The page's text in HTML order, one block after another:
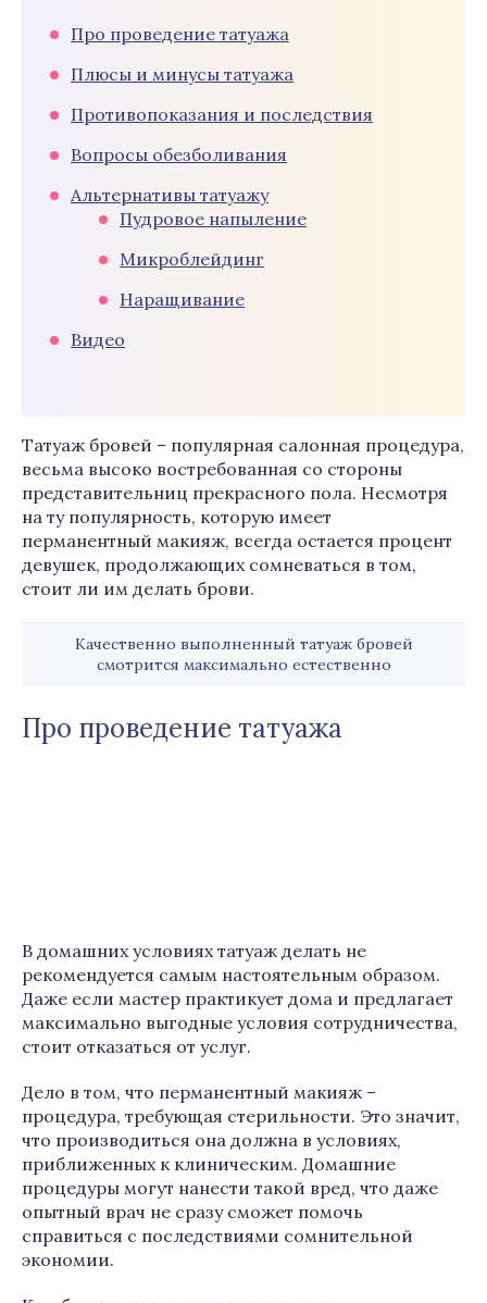
Про проведение татуажа
Плюсы и минусы татуажа
Противопоказания и последствия
Вопросы обезболивания
Альтернативы татуажу
Пудровое напыление
Микроблейдинг
Наращивание
Видео
Татуаж бровей – популярная салонная процедура,
весьма высоко востребованная со стороны
представительниц прекрасного пола. Несмотря
на ту популярность, которую имеет
перманентный макияж, всегда остается процент
девушек, продолжающих сомневаться в том,
стоит ли им делать брови.
Качественно выполненный татуаж бровей
смотрится максимально естественно
Про проведение татуажа
В домашних условиях татуаж делать не
рекомендуется самым настоятельным образом.
Даже если мастер практикует дома и предлагает
максимально выгодные условия сотрудничества,
стоит отказаться от услуг.
Дело в том, что перманентный макияж –
процедура, требующая стерильности. Это значит,
что производиться она должна в условиях,
приближенных к клиническим. Домашние
процедуры могут нанести такой вред, что даже
опытный врач не сразу сможет помочь
справиться с последствиями сомнительной
экономии.